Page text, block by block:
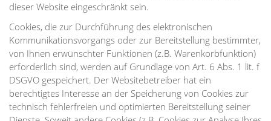
dieser Website eingeschränkt sein.
Cookies, die zur Durchführung des elektronischen
Kommunikationsvorgangs oder zur Bereitstellung bestimmter,
von Ihnen erwünschter Funktionen (z.B. Warenkorbfunktion)
erforderlich sind, werden auf Grundlage von Art. 6 Abs. 1 lit. f
DSGVO gespeichert. Der Websitebetreiber hat ein
berechtigtes Interesse an der Speicherung von Cookies zur
technisch fehlerfreien und optimierten Bereitstellung seiner